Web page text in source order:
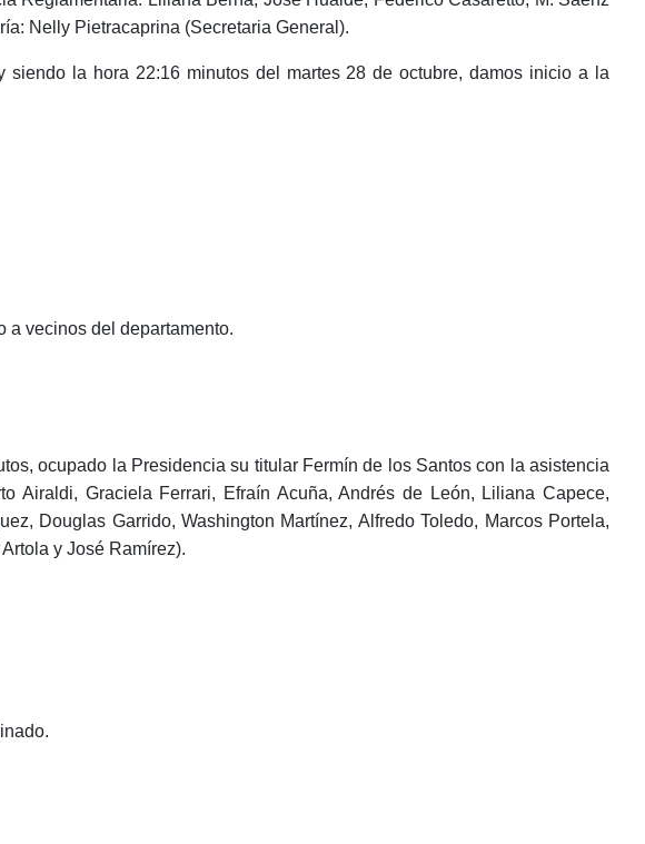
Nelly Pietracaprina (Secretaria General).
la hora 22:16 minutos del martes 28 de octubre, damos inicio a la
a vecinos del departamento.
ocupado la Presidencia su titular Fermín de los Santos con la asistencia
Airaldi, Graciela Ferrari, Efraín Acuña, Andrés de León, Liliana Capece,
Douglas Garrido, Washington Martínez, Alfredo Toledo, Marcos Portela,
y José Ramírez).